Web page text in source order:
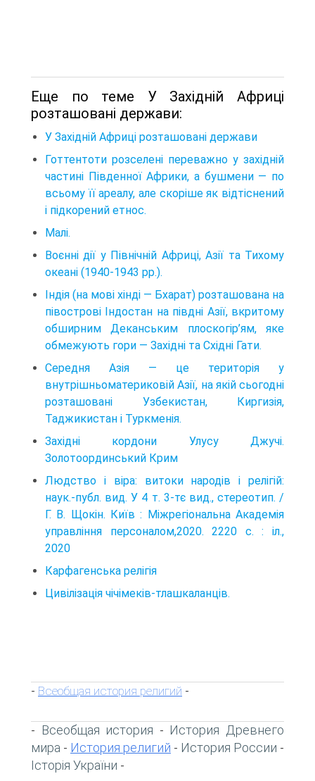
Еще по теме У Західній Африці
розташовані держави:
У Західній Африці розташовані держави
Готтентоти розселені переважно у західній
частині Південної Африки, а бушмени — по
всьому її ареалу, але скоріше як відтіснений
і підкорений етнос.
Малі.
Воєнні дії у Північній Африці, Азії та Тихому
океані (1940-1943 рр.).
Індія (на мові хінді — Бхарат) розташована на
півострові Індостан на півд­ні Азії, вкритому
обширним Деканським плоскогір’ям, яке
обмежують гори — Західні та Східні Гати.
Середня Азія — це територія у
внутрішньоматериковій Азії, на якій сьогодні
розташовані Узбекистан, Киргизія,
Таджикистан і Туркменія.
Західні кордони Улусу Джучі.
Золотоординський Крим
Людство і віра: витоки народів і релігій:
наук.-публ. вид. У 4 т. 3-тє вид., стереотип. /
Г. В. Щокін. Київ : Міжрегіональна Академія
управління персоналом,2020. 2220 с. : іл.,
2020
Карфагенська релігія
Цивілізація чічімеків-тлашкаланців.
- Всеобщая история религий -
- Всеобщая история - История Древнего
мира - История религий - История России -
Історія України -